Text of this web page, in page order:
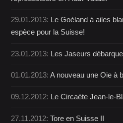
29.01.2013: Le Goéland à ailes
espèce pour la Suisse!
23.01.2013: Les Jaseurs
01.01.2013:A nouveau une Oie à
09.12.2012: Le Circaète Jean-le-
27.11.2012:Tore en Suisse II